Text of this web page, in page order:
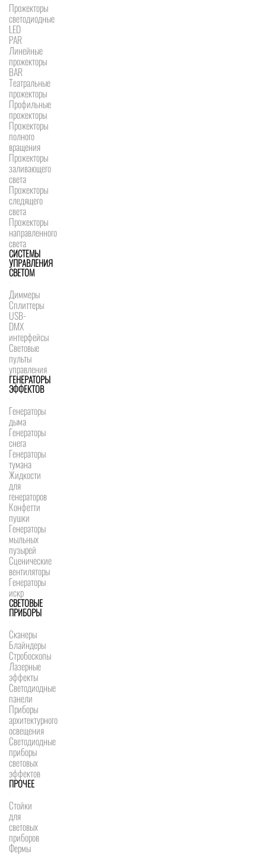
Прожекторы
светодиодные
LED
PAR
Линейные
прожекторы
BAR
Театральные
прожекторы
Профильные
прожекторы
Прожекторы
полного
вращения
Прожекторы
заливающего
света
Прожекторы
следящего
света
Прожекторы
направленного
света
СИСТЕМЫ
УПРАВЛЕНИЯ
СВЕТОМ
Диммеры
Сплиттеры
USB-
DMX
интерфейсы
Световые
пульты
управления
ГЕНЕРАТОРЫ
ЭФФЕКТОВ
Генераторы
дыма
Генераторы
снега
Генераторы
тумана
Жидкости
для
генераторов
Конфетти
пушки
Генераторы
мыльных
пузырей
Сценические
вентиляторы
Генераторы
искр
СВЕТОВЫЕ
ПРИБОРЫ
Сканеры
Блайндеры
Стробоскопы
Лазерные
эффекты
Светодиодные
панели
Приборы
архитектурного
освещения
Светодиодные
приборы
световых
эффектов
ПРОЧЕЕ
Стойки
для
световых
приборов
Фермы